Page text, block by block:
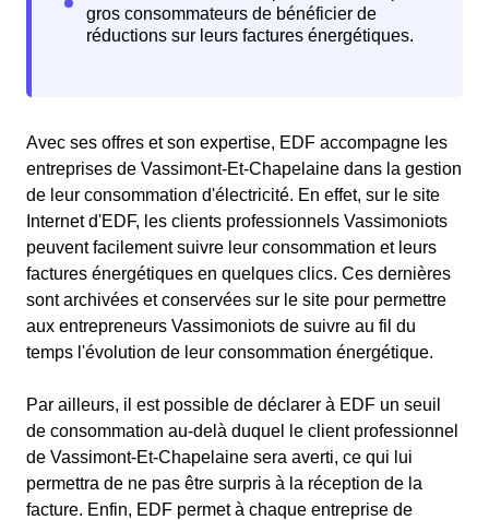
Avec ses offres et son expertise, EDF accompagne les
entreprises de Vassimont-Et-Chapelaine dans la gestion
de leur consommation d'électricité. En effet, sur le site
Internet d'EDF, les clients professionnels Vassimoniots
peuvent facilement suivre leur consommation et leurs
factures énergétiques en quelques clics. Ces dernières
sont archivées et conservées sur le site pour permettre
aux entrepreneurs Vassimoniots de suivre au fil du
temps l'évolution de leur consommation énergétique.
Par ailleurs, il est possible de déclarer à EDF un seuil
de consommation au-delà duquel le client professionnel
de Vassimont-Et-Chapelaine sera averti, ce qui lui
permettra de ne pas être surpris à la réception de la
facture. Enfin, EDF permet à chaque entreprise de